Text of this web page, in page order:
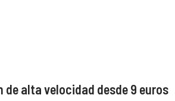
de alta velocidad desde 9 euros